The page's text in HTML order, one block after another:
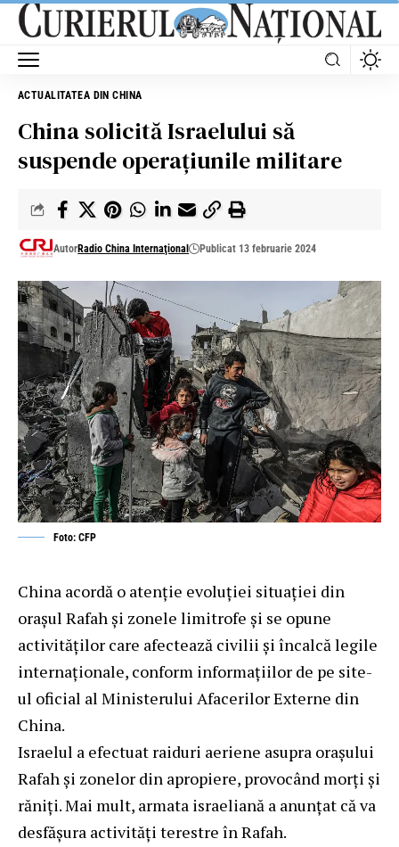
ACTUALITATEA DIN CHINA
China solicită Israelului să
suspende operațiunile militare
AutorRadio China Internaţional Publicat 13 februarie 2024
Foto: CFP
China acordă o atenție evoluției situației din
orașul Rafah și zonele limitrofe și se opune
activităților care afectează civilii și încalcă legile
internaționale, conform informațiilor de pe site-
ul oficial al Ministerului Afacerilor Externe din
China.
Israelul a efectuat raiduri aeriene asupra orașului
Rafah și zonelor din apropiere, provocând morți și
răniți. Mai mult, armata israeliană a anunțat că va
desfășura activități terestre în Rafah.